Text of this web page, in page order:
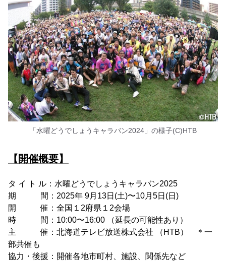
「水曜どうでしょうキャラバン2024」の様子(C)HTB
【開催概要】
タ イ ト ル：水曜どうでしょうキャラバン2025
期 間：2025年 9月13日(土)〜10月5日(日)
開 催：全国１2府県１2会場
時 間：10:00〜16:00 （延長の可能性あり）
主 催：北海道テレビ放送株式会社 （HTB） ＊一
部共催も
協力・後援：開催各地市町村、施設、関係先など